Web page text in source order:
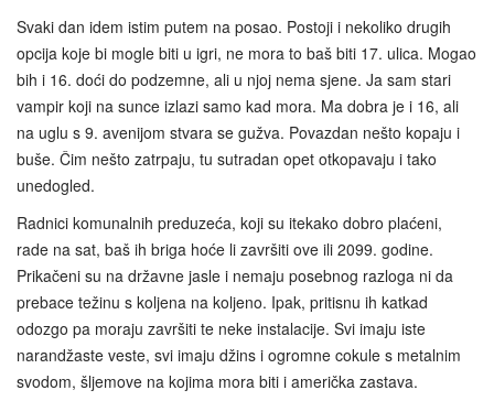
Svaki dan idem istim putem na posao. Postoji i nekoliko drugih
opcija koje bi mogle biti u igri, ne mora to baš biti 17. ulica. Mogao
bih i 16. doći do podzemne, ali u njoj nema sjene. Ja sam stari
vampir koji na sunce izlazi samo kad mora. Ma dobra je i 16, ali
na uglu s 9. avenijom stvara se gužva. Povazdan nešto kopaju i
buše. Čim nešto zatrpaju, tu sutradan opet otkopavaju i tako
unedogled.
Radnici komunalnih preduzeća, koji su itekako dobro plaćeni,
rade na sat, baš ih briga hoće li završiti ove ili 2099. godine.
Prikačeni su na državne jasle i nemaju posebnog razloga ni da
prebace težinu s koljena na koljeno. Ipak, pritisnu ih katkad
odozgo pa moraju završiti te neke instalacije. Svi imaju iste
narandžaste veste, svi imaju džins i ogromne cokule s metalnim
svodom, šljemove na kojima mora biti i američka zastava.